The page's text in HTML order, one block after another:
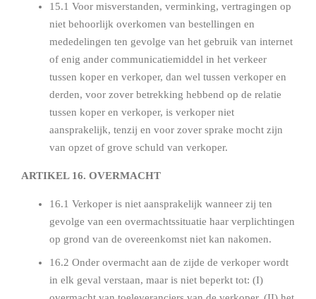
15.1 Voor misverstanden, verminking, vertragingen op
niet behoorlijk overkomen van bestellingen en
mededelingen ten gevolge van het gebruik van internet
of enig ander communicatiemiddel in het verkeer
tussen koper en verkoper, dan wel tussen verkoper en
derden, voor zover betrekking hebbend op de relatie
tussen koper en verkoper, is verkoper niet
aansprakelijk, tenzij en voor zover sprake mocht zijn
van opzet of grove schuld van verkoper.
ARTIKEL 16. OVERMACHT
16.1 Verkoper is niet aansprakelijk wanneer zij ten
gevolge van een overmachtssituatie haar verplichtingen
op grond van de overeenkomst niet kan nakomen.
16.2 Onder overmacht aan de zijde de verkoper wordt
in elk geval verstaan, maar is niet beperkt tot: (I)